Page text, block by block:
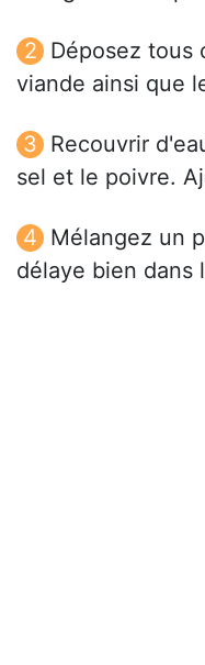
Déposez tous
viande ainsi que
Recouvrir
sel et le poivre.
Mélangez un
délaye bien dans